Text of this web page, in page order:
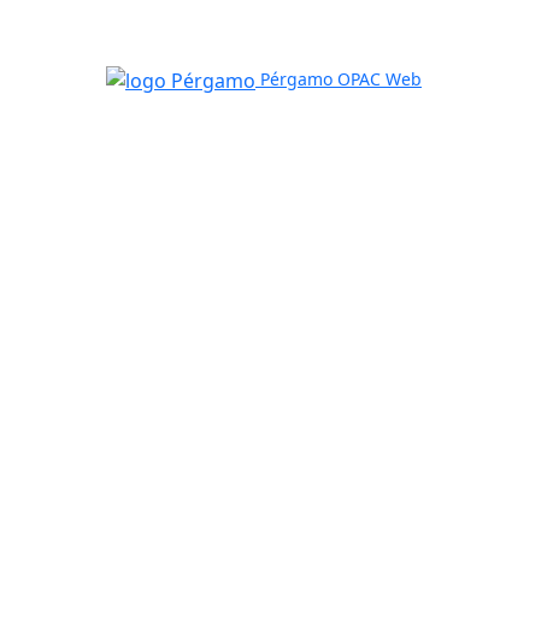
Pérgamo OPAC Web